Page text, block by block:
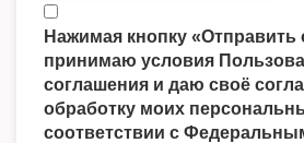
Нажимая кнопку «Отправить
принимаю условия
соглашения и даю своё
обработку моих
соответствии с